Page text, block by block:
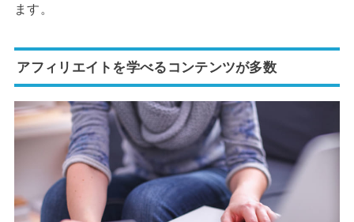
ます。
アフィリエイトを学べるコンテンツが多数